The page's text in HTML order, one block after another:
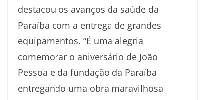
destacou os avanços da saúde da
Paraíba com a entrega de grandes
equipamentos. “É uma alegria
comemorar o aniversário de João
Pessoa e da fundação da Paraíba
entregando uma obra maravilhosa